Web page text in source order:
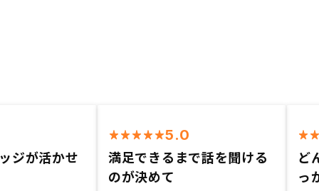
ジが活かせ
5.0
満足できるまで話を聞ける
のが決めて
ど
っ